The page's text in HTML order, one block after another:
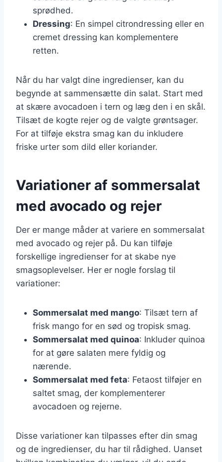
sprødhed.
Dressing: En simpel citrondressing eller en
cremet dressing kan komplementere
retten.
Når du har valgt dine ingredienser, kan du
begynde at sammensætte din salat. Start med
at skære avocadoen i tern og læg den i en skål.
Tilsæt de kogte rejer og de valgte grøntsager.
For at tilføje ekstra smag kan du inkludere
friske urter som dild eller koriander.
Variationer af sommersalat
med avocado og rejer
Der er mange måder at variere en sommersalat
med avocado og rejer på. Du kan tilføje
forskellige ingredienser for at skabe nye
smagsoplevelser. Her er nogle forslag til
variationer:
Sommersalat med mango: Tilsæt tern af
frisk mango for en sød og tropisk smag.
Sommersalat med quinoa: Inkluder quinoa
for at gøre salaten mere fyldig og
nærende.
Sommersalat med feta: Fetaost tilføjer en
saltet smag, der komplementerer
avocadoen og rejerne.
Disse variationer kan tilpasses efter din smag
og de ingredienser, du har til rådighed. Uanset